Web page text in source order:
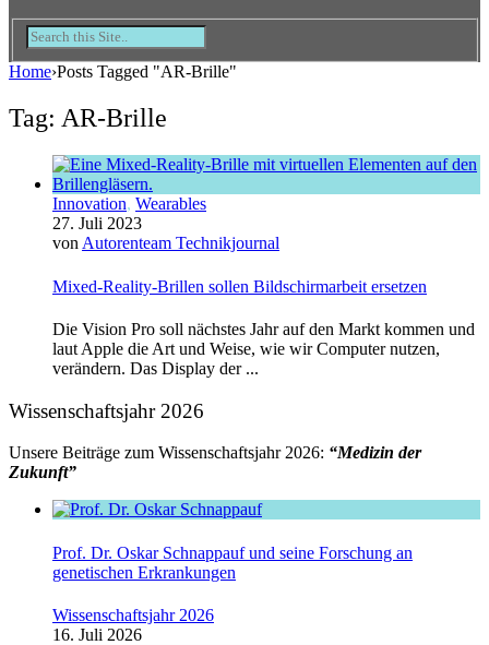
Home›Posts Tagged "AR-Brille"
Tag: AR-Brille
Innovation, Wearables
27. Juli 2023
von Autorenteam Technikjournal
Mixed-Reality-Brillen sollen Bildschirmarbeit ersetzen
Die Vision Pro soll nächstes Jahr auf den Markt kommen und
laut Apple die Art und Weise, wie wir Computer nutzen,
verändern. Das Display der ...
Wissenschaftsjahr 2026
Unsere Beiträge zum Wissenschaftsjahr 2026: “Medizin der
Zukunft”
Prof. Dr. Oskar Schnappauf und seine Forschung an
genetischen Erkrankungen
Wissenschaftsjahr 2026
16. Juli 2026